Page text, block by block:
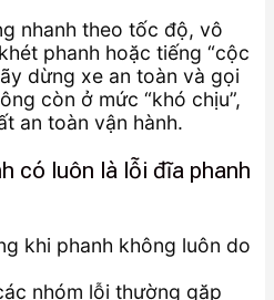
nhanh theo tốc độ, vô
phanh hoặc tiếng “cộc
dừng xe an toàn và gọi
còn ở mức “khó chịu”,
an toàn vận hành.
có luôn là lỗi đĩa phanh
khi phanh không luôn do
nhóm lỗi thường gặp